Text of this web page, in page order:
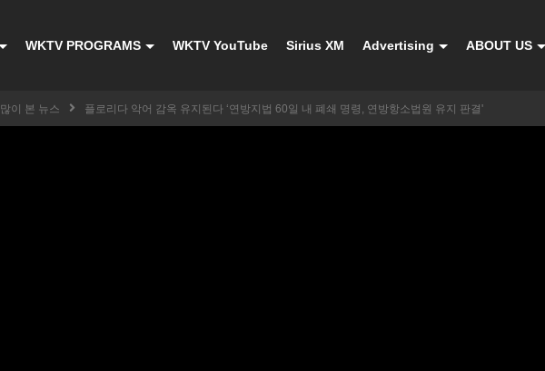
WKTV PROGRAMS WKTV YouTube Sirius XM Advertising ABOUT US
많이 본 뉴스 플로리다 악어 감옥 유지된다 ‘연방지법 60일 내 폐쇄 명령, 연방항소법원 유지 판결'